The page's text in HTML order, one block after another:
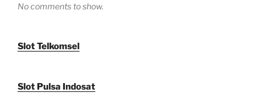
No comments to show.
Slot Telkomsel
Slot Pulsa Indosat